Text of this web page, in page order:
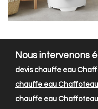
Nous intervenons
devis chauffe eau
chauffe eau
chauffe eau